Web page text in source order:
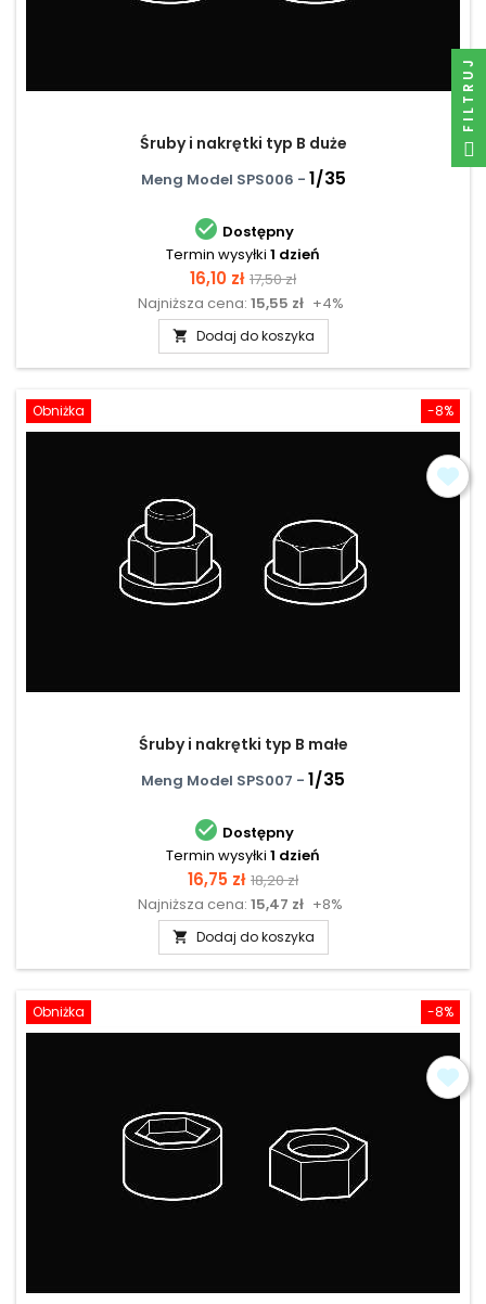
Śruby i nakrętki typ B duże
Meng Model SPS006 - 1/35
 Dostępny
Termin wysyłki 1 dzień
Cena
16,10 zł Cena
podstawowa
17,50 zł
Najniższa cena: 15,55 zł +4%
 Dodaj do koszyka
-8%
Obniżka
Śruby i nakrętki typ B małe
Meng Model SPS007 - 1/35
 Dostępny
Termin wysyłki 1 dzień
Cena
16,75 zł Cena
podstawowa
18,20 zł
Najniższa cena: 15,47 zł +8%
 Dodaj do koszyka
-8%
Obniżka
FILTRUJ